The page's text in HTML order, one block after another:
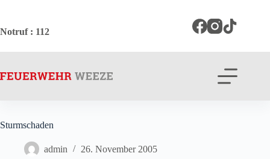
springen
Notruf: 112
Sturmschaden
admin 26. November 2005